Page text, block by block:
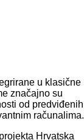
u klasične
značajno su
od predviđenih
računalima.
Hrvatska